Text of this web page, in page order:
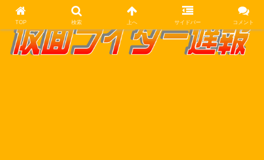
TOP 検索 上へ サイドバー コメント